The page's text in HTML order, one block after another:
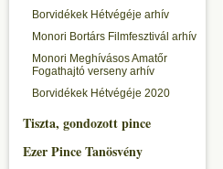
Borvidékek Hétvégéje arhív
Monori Bortárs Filmfesztivál arhív
Monori Meghívásos Amatőr
Fogathajtó verseny arhív
Borvidékek Hétvégéje 2020
Tiszta, gondozott pince
Ezer Pince Tanösvény